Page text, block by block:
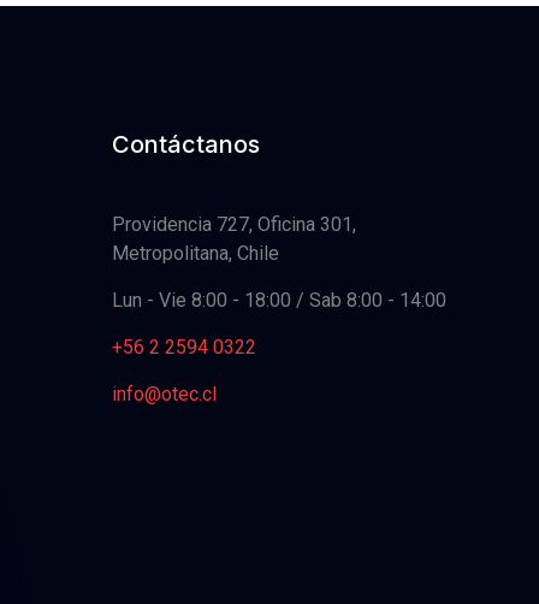
Contáctanos
Providencia 727, Oficina 301,
Metropolitana, Chile
Lun - Vie 8:00 - 18:00 / Sab 8:00 - 14:00
+56 2 2594 0322
info@otec.cl